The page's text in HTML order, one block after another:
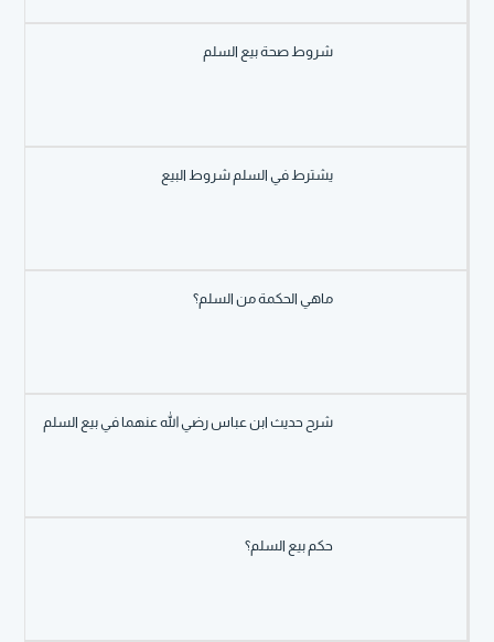
شروط صحة بيع السلم
يشترط في السلم شروط البيع
ماهي الحكمة من السلم؟
شرح حديث ابن عباس رضي الله عنهما في بيع السلم
حكم بيع السلم؟